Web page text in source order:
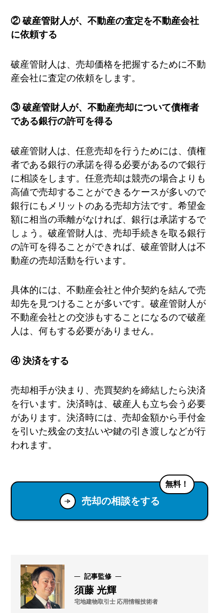
② 破産管財人が、不動産の査定を不動産会社
に依頼する
破産管財人は、売却価格を把握するために不動
産会社に査定の依頼をします。
③ 破産管財人が、不動産売却について債権者
である銀行の許可を得る
破産管財人は、任意売却を行うためには、債権
者である銀行の承諾を得る必要があるので銀行
に相談をします。任意売却は競売の場合よりも
高値で売却することができるケースが多いので
銀行にもメリットのある売却方法です。希望金
額に相当の乖離がなければ、銀行は承諾するで
しょう。破産管財人は、売却手続きを取る銀行
の許可を得ることができれば、破産管財人は不
動産の売却活動を行います。
具体的には、不動産会社と仲介契約を結んで売
却先を見つけることが多いです。破産管財人が
不動産会社との交渉もすることになるので破産
人は、何もする必要がありません。
④ 決済をする
売却相手が決まり、売買契約を締結したら決済
を行います。決済時は、破産人も立ち会う必要
があります。決済時には、売却金額から手付金
を引いた残金の支払いや鍵の引き渡しなどが行
われます。
売却の相談をする
無料！
記事監修
須藤 光輝
宅地建物取引士 応用情報技術者